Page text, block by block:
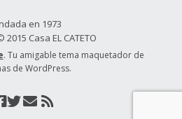
en 1973
Casa EL CATETO
. Tu amigable tema maquetador de
de WordPress.